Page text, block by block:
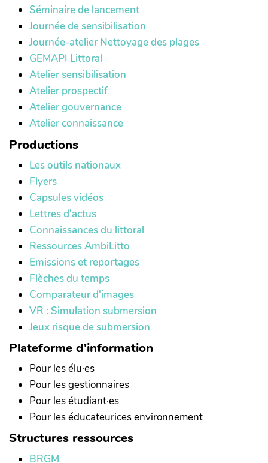
Séminaire de lancement
Journée de sensibilisation
Journée-atelier Nettoyage des plages
GEMAPI Littoral
Atelier sensibilisation
Atelier prospectif
Atelier gouvernance
Atelier connaissance
Productions
Les outils nationaux
Flyers
Capsules vidéos
Lettres d'actus
Connaissances du littoral
Ressources AmbiLitto
Emissions et reportages
Flèches du temps
Comparateur d'images
VR : Simulation submersion
Jeux risque de submersion
Plateforme d'information
Pour les élu·es
Pour les gestionnaires
Pour les étudiant·es
Pour les éducateurices environnement
Structures ressources
BRGM